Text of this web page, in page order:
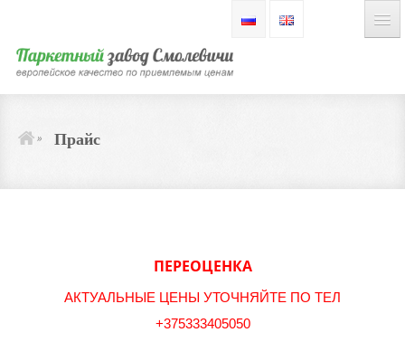
» Прайс
ПЕРЕОЦЕНКА
АКТУАЛЬНЫЕ ЦЕНЫ УТОЧНЯЙТЕ ПО ТЕЛ
+375333405050